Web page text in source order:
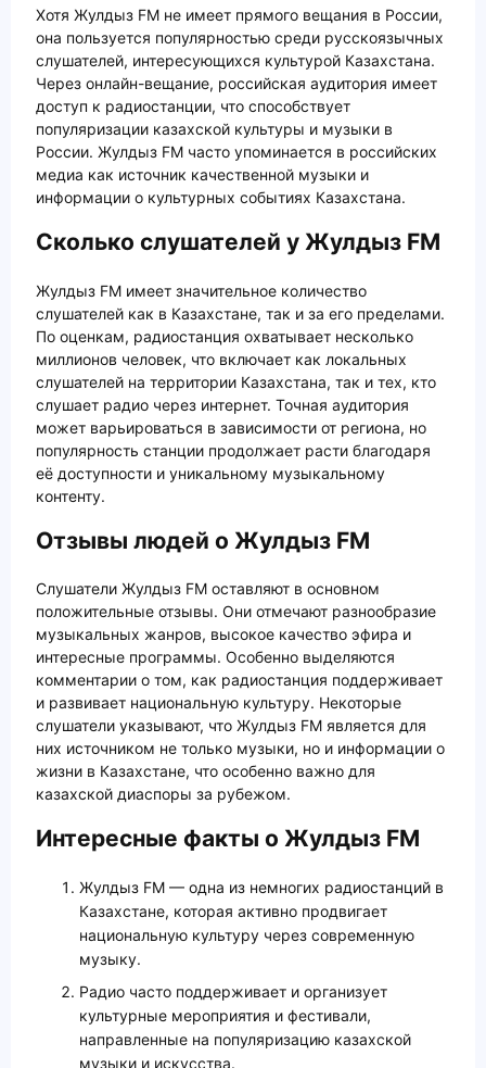
Хотя Жулдыз FM не имеет прямого вещания в России,
она пользуется популярностью среди русскоязычных
слушателей, интересующихся культурой Казахстана.
Через онлайн-вещание, российская аудитория имеет
доступ к радиостанции, что способствует
популяризации казахской культуры и музыки в
России. Жулдыз FM часто упоминается в российских
медиа как источник качественной музыки и
информации о культурных событиях Казахстана.
Сколько слушателей у Жулдыз FM
Жулдыз FM имеет значительное количество
слушателей как в Казахстане, так и за его пределами.
По оценкам, радиостанция охватывает несколько
миллионов человек, что включает как локальных
слушателей на территории Казахстана, так и тех, кто
слушает радио через интернет. Точная аудитория
может варьироваться в зависимости от региона, но
популярность станции продолжает расти благодаря
её доступности и уникальному музыкальному
контенту.
Отзывы людей о Жулдыз FM
Слушатели Жулдыз FM оставляют в основном
положительные отзывы. Они отмечают разнообразие
музыкальных жанров, высокое качество эфира и
интересные программы. Особенно выделяются
комментарии о том, как радиостанция поддерживает
и развивает национальную культуру. Некоторые
слушатели указывают, что Жулдыз FM является для
них источником не только музыки, но и информации о
жизни в Казахстане, что особенно важно для
казахской диаспоры за рубежом.
Интересные факты о Жулдыз FM
Жулдыз FM — одна из немногих радиостанций в
Казахстане, которая активно продвигает
национальную культуру через современную
музыку.
Радио часто поддерживает и организует
культурные мероприятия и фестивали,
направленные на популяризацию казахской
музыки и искусства.